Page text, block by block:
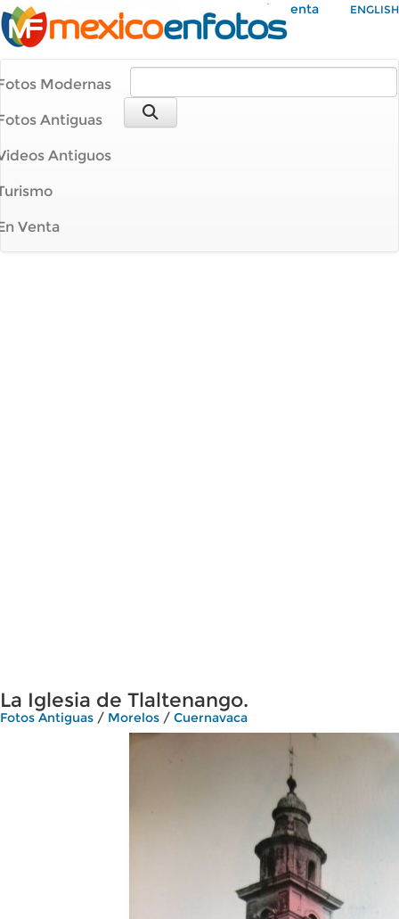
Mi Cuenta ENGLISH
Modernas
Antiguas
Antiguos
Venta
La Iglesia de Tlaltenango.
Fotos Antiguas / Morelos / Cuernavaca